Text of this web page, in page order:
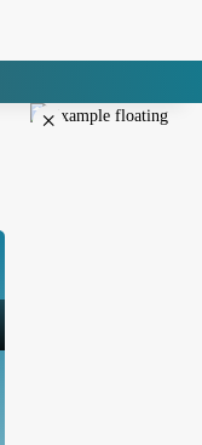
×